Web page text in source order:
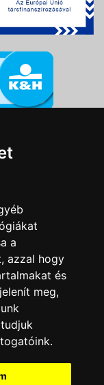
a
azzal hogy
és
meg,